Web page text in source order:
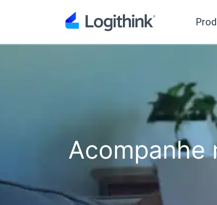
Acompanhe